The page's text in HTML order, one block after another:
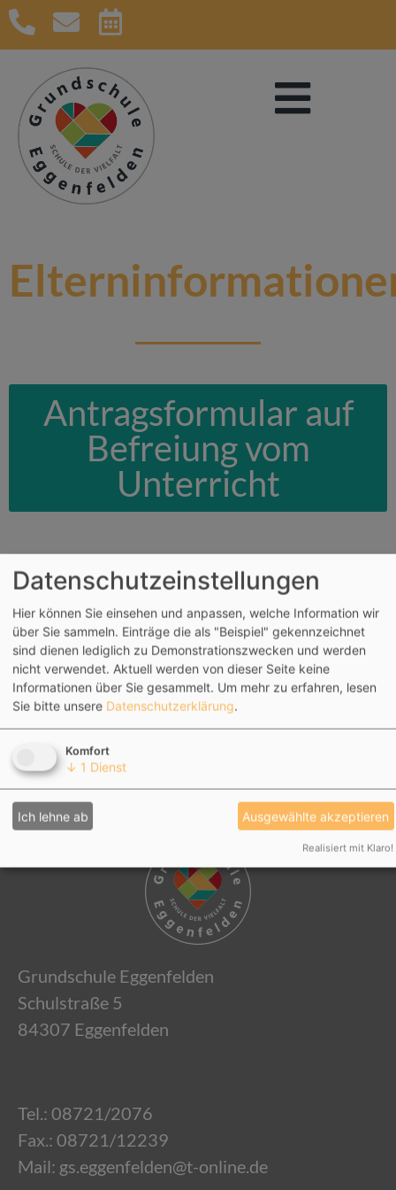
Antragsformular auf
Befreiung vom
Unterricht
Hygieneempfehlungen
für Schulen
Grundschule Eggenfelden
Schulstraße 5
84307 Eggenfelden
Tel.: 08721/2076
Fax.: 08721/12239
Mail: gs.eggenfelden@t-online.de
Datenschutzeinstellungen
Hier können Sie einsehen und anpassen, welche Information wir
über Sie sammeln. Einträge die als "Beispiel" gekennzeichnet
sind dienen lediglich zu Demonstrationszwecken und werden
nicht verwendet. Aktuell werden von dieser Seite keine
Informationen über Sie gesammelt. Um mehr zu erfahren, lesen
Sie bitte unsere Datenschutzerklärung.
Komfort
↓ 1 Dienst
Ich lehne ab Ausgewählte akzeptieren
Realisiert mit Klaro!